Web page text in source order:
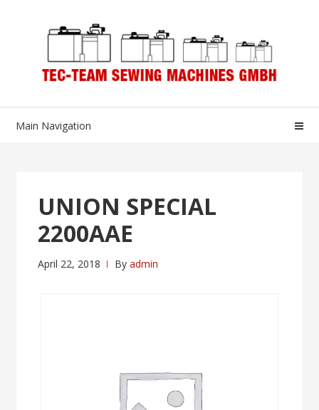
Main Navigation
UNION SPECIAL
2200AAE
April 22, 2018 Byadmin